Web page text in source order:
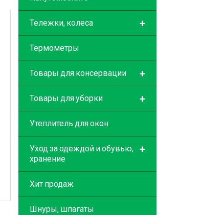
+
Тележки, колеса
Термометры
+
Товары для консервации
+
Товары для уборки
Утеплитель для окон
+
Уход за одеждой и обувью,
хранение
Хит продаж
Шнуры, шпагаты